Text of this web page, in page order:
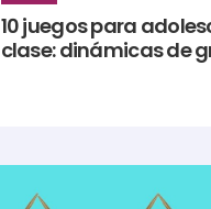
10 juegos para
clase: dinámicas de